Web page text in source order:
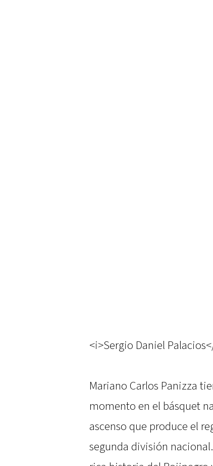
<i>Sergio Daniel
Mariano Carlos Panizza
momento en el básquet
ascenso que produce el
segunda división